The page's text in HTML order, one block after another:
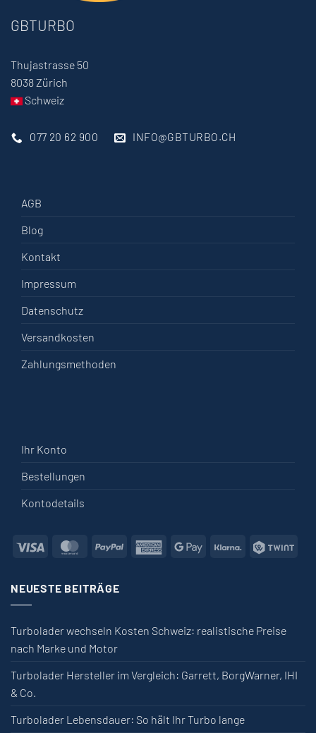
GBTURBO
Thujastrasse 50
8038 Zürich
Schweiz
077 20 62 900 INFO@GBTURBO.CH
AGB
Blog
Kontakt
Impressum
Datenschutz
Versandkosten
Zahlungsmethoden
Ihr Konto
Bestellungen
Kontodetails
Visa MasterCardPayPal American Express
Google PayKlarna
NEUESTE BEITRÄGE
Turbolader wechseln Kosten Schweiz: realistische Preise
nach Marke und Motor
Turbolader Hersteller im Vergleich: Garrett, BorgWarner, IHI
& Co.
Turbolader Lebensdauer: So hält Ihr Turbo lange